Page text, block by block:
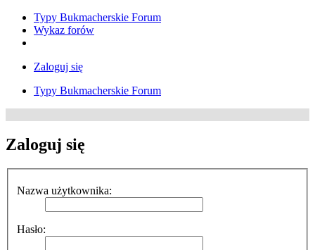
Typy Bukmacherskie Forum
Wykaz forów
Zaloguj się
Typy Bukmacherskie Forum
Zaloguj się
Nazwa użytkownika:
Hasło: